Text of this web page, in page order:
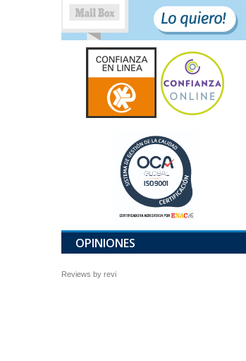
OPINIONES
Reviews by revi